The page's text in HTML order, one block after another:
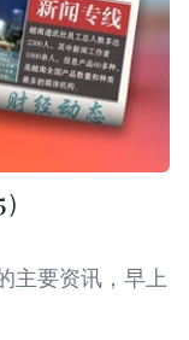
主要资讯，早上